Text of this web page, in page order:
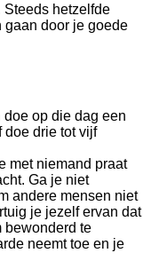
hetzelfde
gaan door je goede
op die dag een
doe drie tot vijf
met niemand praat
Ga je niet
andere mensen niet
je jezelf ervan dat
bewonderd te
neemt toe en je